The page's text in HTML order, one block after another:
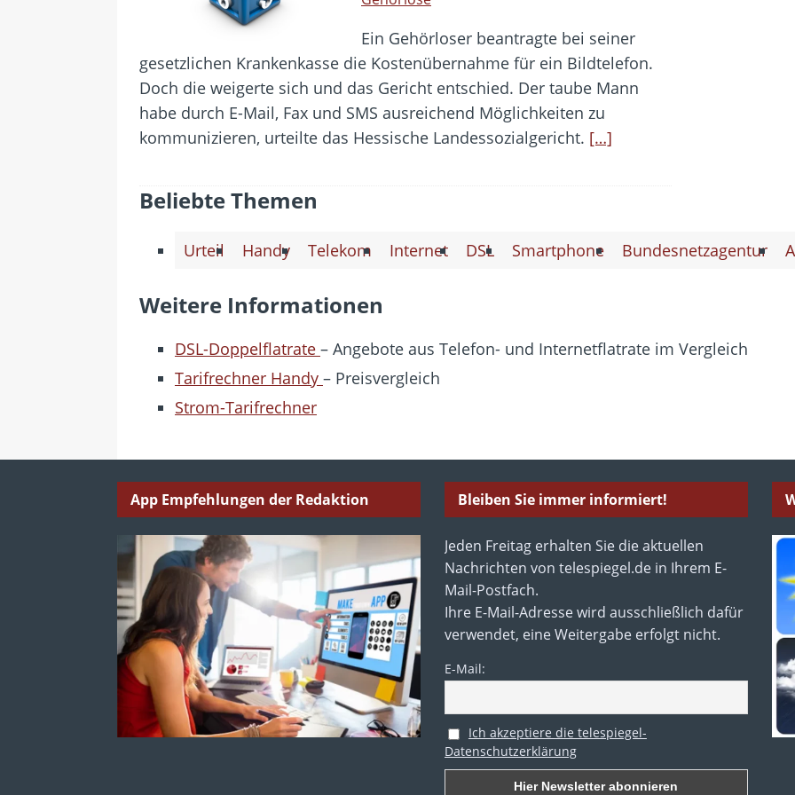
Ein Gehörloser beantragte bei seiner
gesetzlichen Krankenkasse die Kostenübernahme für ein Bildtelefon.
Doch die weigerte sich und das Gericht entschied. Der taube Mann
habe durch E-Mail, Fax und SMS ausreichend Möglichkeiten zu
kommunizieren, urteilte das Hessische Landessozialgericht. […]
Beliebte Themen
Urteil Handy Telekom Internet DSL Smartphone Bundesnetzagentur
Weitere Informationen
DSL-Doppelflatrate – Angebote aus Telefon- und Internetflatrate im Vergleich
Tarifrechner Handy – Preisvergleich
Strom-Tarifrechner
App Empfehlungen der Redaktion Bleiben Sie immer informiert!
Jeden Freitag erhalten Sie die aktuellen
Nachrichten von telespiegel.de in Ihrem E-
Mail-Postfach.
Ihre E-Mail-Adresse wird ausschließlich dafür
verwendet, eine Weitergabe erfolgt nicht.
E-Mail:
Ich akzeptiere die telespiegel-
Datenschutzerklärung